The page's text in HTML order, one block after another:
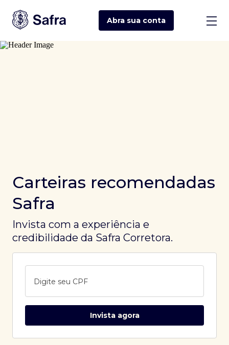
Abra sua conta
Carteiras recomendadas
Safra
Invista com a experiência e
credibilidade da Safra Corretora.
Digite seu CPF
Invista agora